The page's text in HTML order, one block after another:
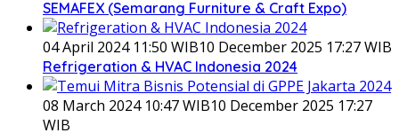
SEMAFEX (Semarang Furniture & Craft Expo)
04 April 2024 11:50 WIB10 December 2025 17:27 WIB
Refrigeration & HVAC Indonesia 2024
08 March 2024 10:47 WIB10 December 2025 17:27
WIB